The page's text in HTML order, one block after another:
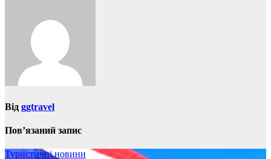
Від ggtravel
Пов’язаний запис
Туристичні новини